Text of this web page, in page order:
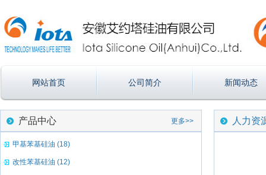
网站首页 公司简介 新闻动态
产品中心 更多>>
甲基苯基硅油 (18)
改性苯基硅油 (12)
人力资